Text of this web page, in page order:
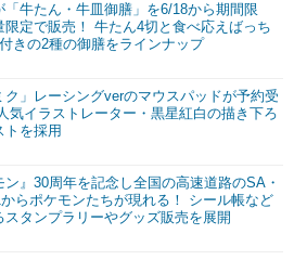
「牛たん・牛皿御膳」を6/18から期間限
限定で販売！ 牛たん4切と食べ応えばっち
きの2種の御膳をラインナップ
ク」レーシングverのマウスパッドが予約受
気イラストレーター・黒星紅白の描き下ろ
トを採用
ン』30周年を記念し全国の高速道路のSA・
らポケモンたちが現れる！ シール帳など
スタンプラリーやグッズ販売を展開